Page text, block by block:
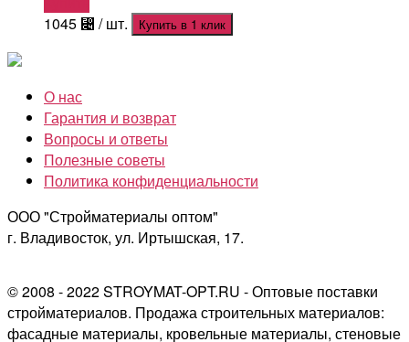
1045 ⃄ / шт. Купить в 1 клик
О нас
Гарантия и возврат
Вопросы и ответы
Полезные советы
Политика конфиденциальности
ООО "Стройматериалы оптом"
г. Владивосток, ул. Иртышская, 17.
© 2008 - 2022 STROYMAT-OPT.RU - Оптовые поставки
стройматериалов. Продажа строительных материалов:
фасадные материалы, кровельные материалы, стеновые